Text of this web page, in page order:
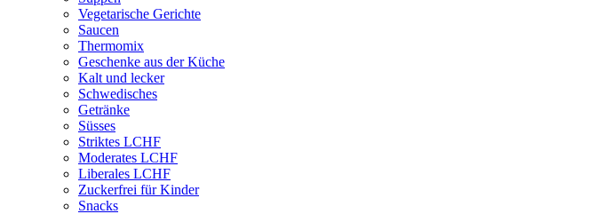
Vegetarische Gerichte
Saucen
Thermomix
Geschenke aus der Küche
Kalt und lecker
Schwedisches
Getränke
Süsses
Striktes LCHF
Moderates LCHF
Liberales LCHF
Zuckerfrei für Kinder
Snacks